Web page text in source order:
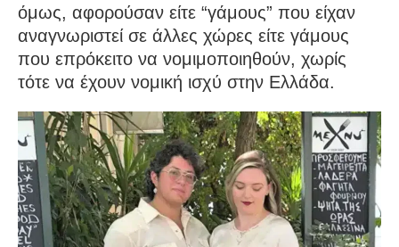
όμως, αφορούσαν είτε “γάμους” που είχαν
αναγνωριστεί σε άλλες χώρες είτε γάμους
που επρόκειτο να νομιμοποιηθούν, χωρίς
τότε να έχουν νομική ισχύ στην Ελλάδα.